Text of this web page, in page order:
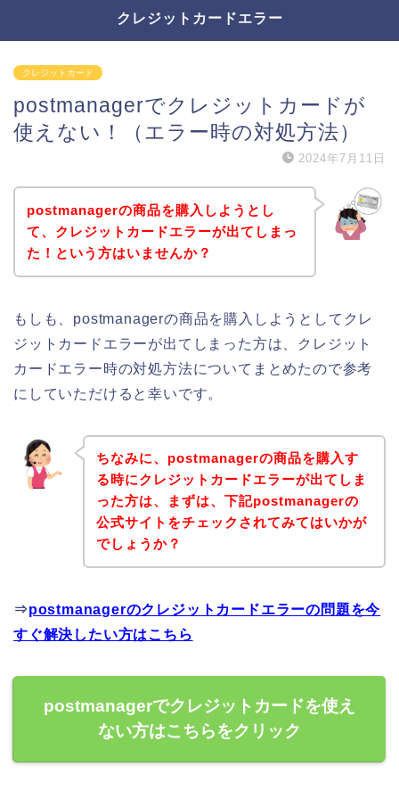
クレジットカードエラー
クレジットカード
postmanagerでクレジットカードが
使えない！（エラー時の対処方法）
2024年7月11日
postmanagerの商品を購入しようとし
て、クレジットカードエラーが出てしまっ
た！という方はいませんか？
もしも、postmanagerの商品を購入しようとしてクレ
ジットカードエラーが出てしまった方は、クレジット
カードエラー時の対処方法についてまとめたので参考
にしていただけると幸いです。
ちなみに、postmanagerの商品を購入す
る時にクレジットカードエラーが出てしま
った方は、まずは、下記postmanagerの
公式サイトをチェックされてみてはいかが
でしょうか？
⇒postmanagerのクレジットカードエラーの問題を今
すぐ解決したい方はこちら
postmanagerでクレジットカードを使え
ない方はこちらをクリック